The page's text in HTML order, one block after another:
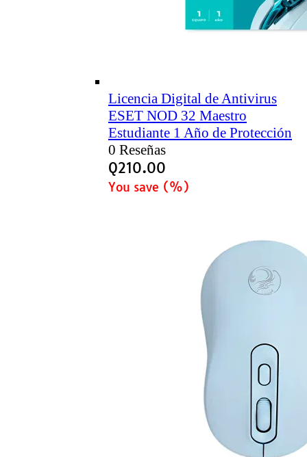
Licencia Digital de Antivirus
ESET NOD 32 Maestro
Estudiante 1 Año de Protección
0 Reseñas
Q210.00
You save (%)